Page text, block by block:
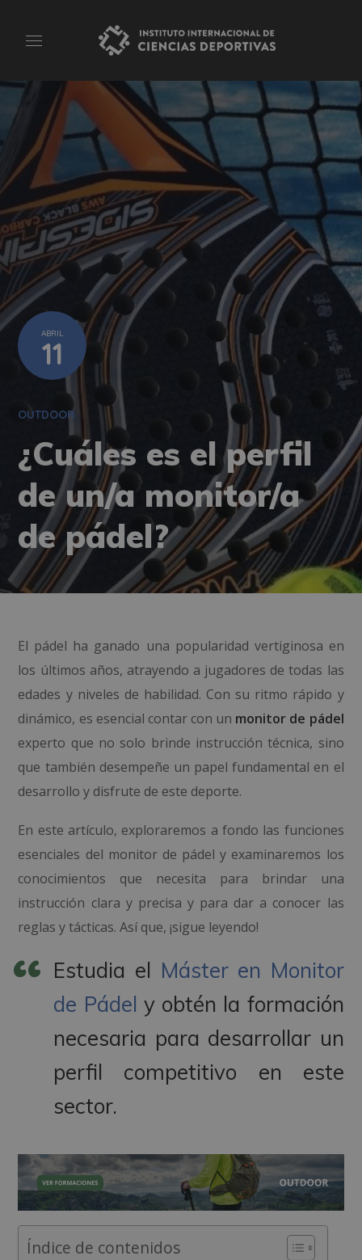
ABRIL
11
OUTDOOR
¿Cuáles es el perfil
de un/a monitor/a
de pádel?
El pádel ha ganado una popularidad vertiginosa en
los últimos años, atrayendo a jugadores de todas las
edades y niveles de habilidad. Con su ritmo rápido y
dinámico, es esencial contar con un monitor de pádel
experto que no solo brinde instrucción técnica, sino
que también desempeñe un papel fundamental en el
desarrollo y disfrute de este deporte.
En este artículo, exploraremos a fondo las funciones
esenciales del monitor de pádel y examinaremos los
conocimientos que necesita para brindar una
instrucción clara y precisa y para dar a conocer las
reglas y tácticas. Así que, ¡sigue leyendo!
Estudia el Máster en Monitor
de Pádel y obtén la formación
necesaria para desarrollar un
perfil competitivo en este
sector.
Índice de contenidos